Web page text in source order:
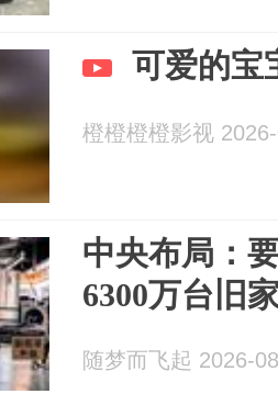
可爱的宝
橙橙橙橙影视
中央布局：
6300万台旧
随梦而飞起 2026-